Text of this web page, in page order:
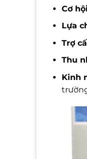
Cơ
Lựa
Trợ
Thu
Kinh